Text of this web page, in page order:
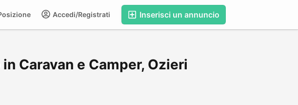
Inserisci un annuncio
Accedi/Registrati
Caravan e Camper, Ozieri